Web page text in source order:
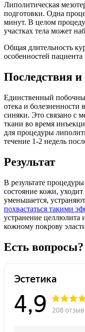
Липолитическая
подготовки. Одна
минут. В целом
участках тела может
Общая длительность
особенностей пациента
Последствия
Единственный
отека и болезненности
синяки. Это связано с
ткани во время
для процедуры
течение 1-2 недель
Результат
В результате
состояние кожи,
уменьшается,
похвастаться такими
устранение
кожному покрову
Есть